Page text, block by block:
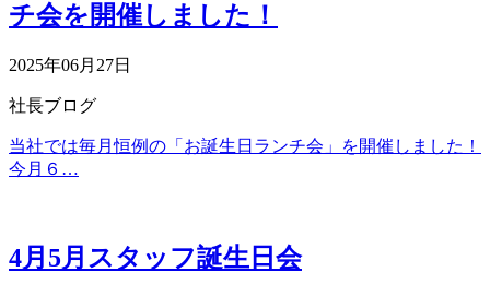
チ会を開催しました！
2025年06月27日
社長ブログ
当社では毎月恒例の「お誕生日ランチ会」を開催しました！
今月６…
4月5月スタッフ誕生日会